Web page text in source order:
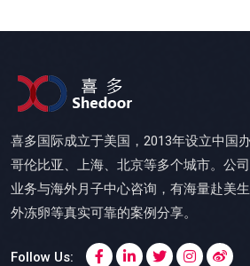
喜多国际成立于美国，2013年设立中国
哥伦比亚、上海、北京等多个城市。公
业务与海外月子中心咨询，有海量赴美
外冻卵等真实可靠的案例分享。
Follow Us: